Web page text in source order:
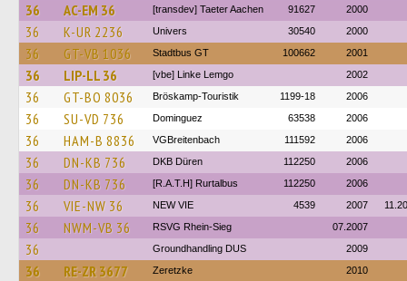
36 AC-EM 36 [transdev] Taeter Aachen 91627 2000
36 K-UR 2236 Univers 30540 2000
36 GT-VB 1036 Stadtbus GT 100662 2001
36 LIP-LL 36 [vbe] Linke Lemgo 2002
36 GT-BO 8036 Bröskamp-Touristik 1199-18 2006
36 SU-VD 736 Dominguez 63538 2006
36 HAM-B 8836 VGBreitenbach 111592 2006
36 DN-KB 736 DKB Düren 112250 2006
36 DN-KB 736 [R.A.T.H] Rurtalbus 112250 2006
36 VIE-NW 36 NEW VIE 4539 2007
36 NWM-VB 36 RSVG Rhein-Sieg 07.2007
36 Groundhandling DUS 2009
36 RE-ZR 3677 Zeretzke 2010